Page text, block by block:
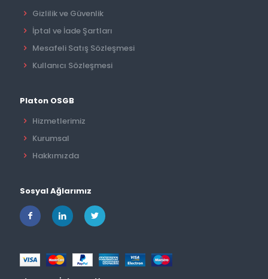
Gizlilik ve Güvenlik
İptal ve İade Şartları
Mesafeli Satış Sözleşmesi
Kullanıcı Sözleşmesi
Platon OSGB
Hizmetlerimiz
Kurumsal
Hakkımızda
Sosyal Ağlarımız